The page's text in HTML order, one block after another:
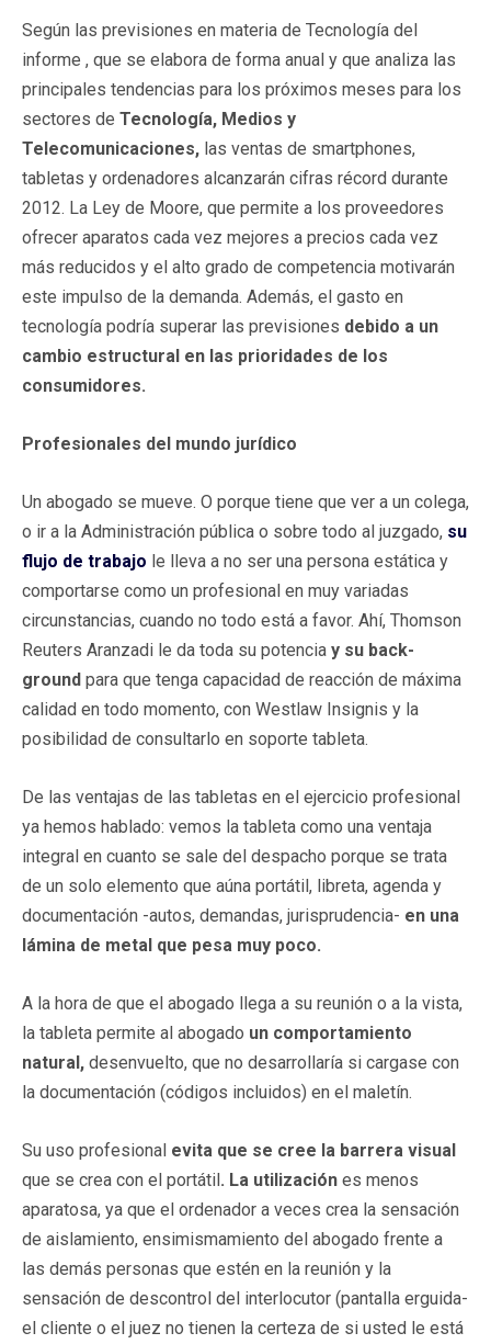
Según las previsiones en materia de Tecnología del
informe , que se elabora de forma anual y que analiza las
principales tendencias para los próximos meses para los
sectores de Tecnología, Medios y
Telecomunicaciones, las ventas de smartphones,
tabletas y ordenadores alcanzarán cifras récord durante
2012. La Ley de Moore, que permite a los proveedores
ofrecer aparatos cada vez mejores a precios cada vez
más reducidos y el alto grado de competencia motivarán
este impulso de la demanda. Además, el gasto en
tecnología podría superar las previsiones debido a un
cambio estructural en las prioridades de los
consumidores.
Profesionales del mundo jurídico
Un abogado se mueve. O porque tiene que ver a un colega,
o ir a la Administración pública o sobre todo al juzgado, su
flujo de trabajo le lleva a no ser una persona estática y
comportarse como un profesional en muy variadas
circunstancias, cuando no todo está a favor. Ahí, Thomson
Reuters Aranzadi le da toda su potencia y su back-
ground para que tenga capacidad de reacción de máxima
calidad en todo momento, con Westlaw Insignis y la
posibilidad de consultarlo en soporte tableta.
De las ventajas de las tabletas en el ejercicio profesional
ya hemos hablado: vemos la tableta como una ventaja
integral en cuanto se sale del despacho porque se trata
de un solo elemento que aúna portátil, libreta, agenda y
documentación -autos, demandas, jurisprudencia- en una
lámina de metal que pesa muy poco.
A la hora de que el abogado llega a su reunión o a la vista,
la tableta permite al abogado un comportamiento
natural, desenvuelto, que no desarrollaría si cargase con
la documentación (códigos incluidos) en el maletín.
Su uso profesional evita que se cree la barrera visual
que se crea con el portátil. La utilización es menos
aparatosa, ya que el ordenador a veces crea la sensación
de aislamiento, ensimismamiento del abogado frente a
las demás personas que estén en la reunión y la
sensación de descontrol del interlocutor (pantalla erguida-
el cliente o el juez no tienen la certeza de si usted le está